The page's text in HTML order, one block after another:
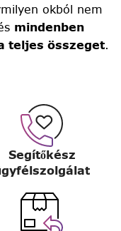
okból nem
mindenben
teljes összeget.
Segítőkész